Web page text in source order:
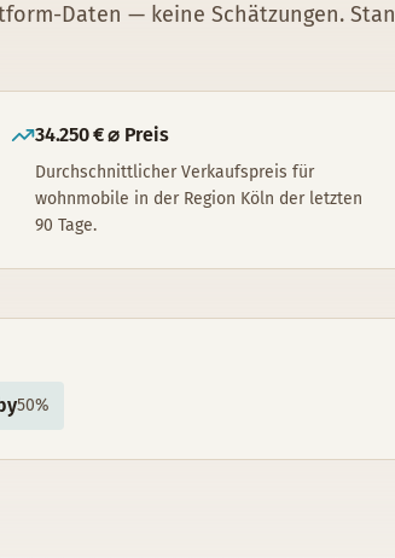
Daten — keine Schätzungen.
34.250 € ⌀ Preis
Durchschnittlicher Verkaufspreis für
wohnmobile in der Region Köln der letzten
90 Tage.
50%